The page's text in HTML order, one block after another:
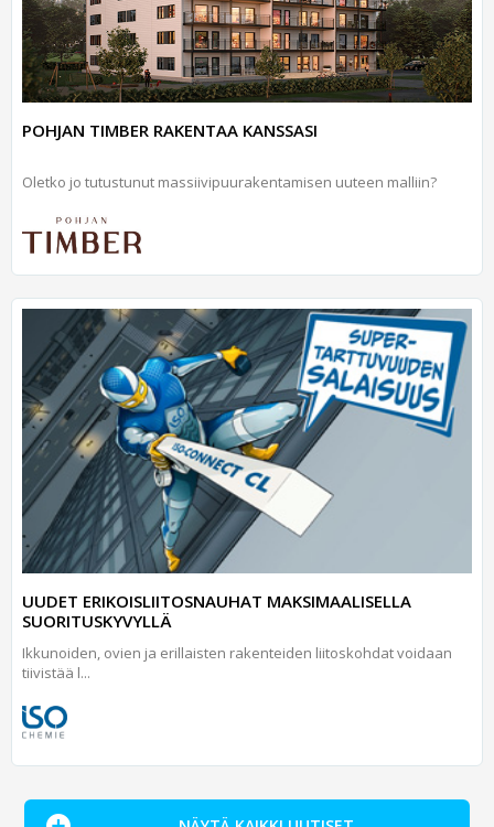
POHJAN TIMBER RAKENTAA KANSSASI
Oletko jo tutustunut massiivipuurakentamisen uuteen malliin?
UUDET ERIKOISLIITOSNAUHAT MAKSIMAALISELLA
SUORITUSKYVYLLÄ
Ikkunoiden, ovien ja erillaisten rakenteiden liitoskohdat voidaan
tiivistää l...